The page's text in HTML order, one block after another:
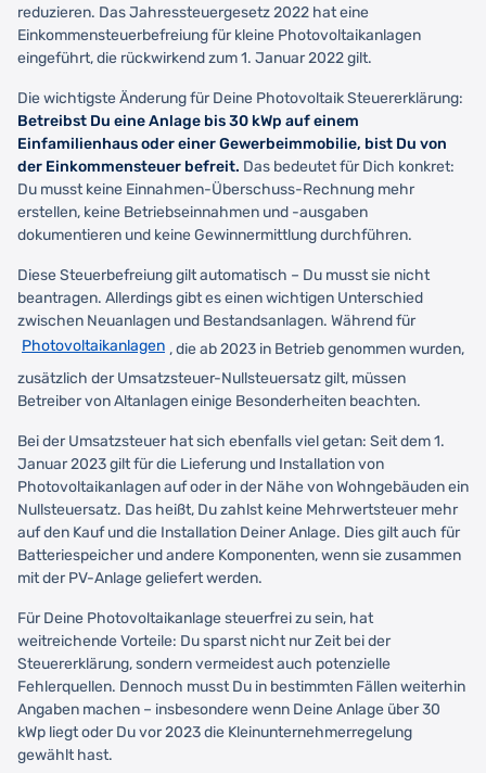
reduzieren. Das Jahressteuergesetz 2022 hat eine
Einkommensteuerbefreiung für kleine Photovoltaikanlagen
eingeführt, die rückwirkend zum 1. Januar 2022 gilt.
Die wichtigste Änderung für Deine Photovoltaik Steuererklärung:
Betreibst Du eine Anlage bis 30 kWp auf einem
Einfamilienhaus oder einer Gewerbeimmobilie, bist Du von
der Einkommensteuer befreit. Das bedeutet für Dich konkret:
Du musst keine Einnahmen-Überschuss-Rechnung mehr
erstellen, keine Betriebseinnahmen und -ausgaben
dokumentieren und keine Gewinnermittlung durchführen.
Diese Steuerbefreiung gilt automatisch – Du musst sie nicht
beantragen. Allerdings gibt es einen wichtigen Unterschied
zwischen Neuanlagen und Bestandsanlagen. Während für
Photovoltaikanlagen , die ab 2023 in Betrieb genommen wurden,
zusätzlich der Umsatzsteuer-Nullsteuersatz gilt, müssen
Betreiber von Altanlagen einige Besonderheiten beachten.
Bei der Umsatzsteuer hat sich ebenfalls viel getan: Seit dem 1.
Januar 2023 gilt für die Lieferung und Installation von
Photovoltaikanlagen auf oder in der Nähe von Wohngebäuden ein
Nullsteuersatz. Das heißt, Du zahlst keine Mehrwertsteuer mehr
auf den Kauf und die Installation Deiner Anlage. Dies gilt auch für
Batteriespeicher und andere Komponenten, wenn sie zusammen
mit der PV-Anlage geliefert werden.
Für Deine Photovoltaikanlage steuerfrei zu sein, hat
weitreichende Vorteile: Du sparst nicht nur Zeit bei der
Steuererklärung, sondern vermeidest auch potenzielle
Fehlerquellen. Dennoch musst Du in bestimmten Fällen weiterhin
Angaben machen – insbesondere wenn Deine Anlage über 30
kWp liegt oder Du vor 2023 die Kleinunternehmerregelung
gewählt hast.